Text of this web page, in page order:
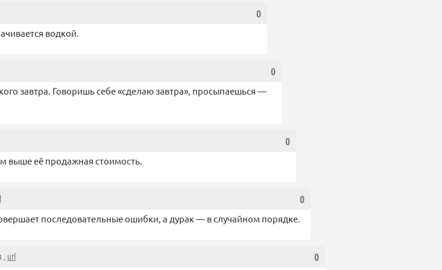
0
водкой.
0
завтра. Говоришь себе «сделаю завтра», просыпаешься —
0
выше её продажная стоимость.
0
последовательные ошибки, а дурак — в случайном порядке.
0
, url